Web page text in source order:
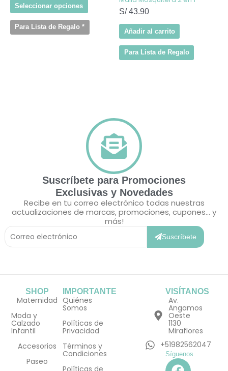
Seleccionar opciones producto
Para Lista de Regalo *
S/43.90
Añadir al carrito
Para Lista de Regalo
Suscríbete para Promociones
Exclusivas y Novedades
Recibe en tu correo electrónico todas nuestras
actualizaciones de marcas, promociones, cupones... y
más!
Correo
Electrónico
Suscríbete
SHOP
Maternidad
Moda y
Calzado
Infantil
Accesorios
Paseo
IMPORTANTE
Quiénes
Somos
Políticas de
Privacidad
Términos y
Condiciones
Políticas de
VISÍTANOS
Av.
Angamos
Oeste
1130
Miraflores
+51982562047
Síguenos
F
I